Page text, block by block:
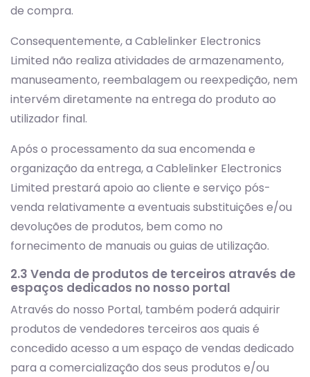
de compra.
Consequentemente, a Cablelinker Electronics
Limited não realiza atividades de armazenamento,
manuseamento, reembalagem ou reexpedição, nem
intervém diretamente na entrega do produto ao
utilizador final.
Após o processamento da sua encomenda e
organização da entrega, a Cablelinker Electronics
Limited prestará apoio ao cliente e serviço pós-
venda relativamente a eventuais substituições e/ou
devoluções de produtos, bem como no
fornecimento de manuais ou guias de utilização.
2.3 Venda de produtos de terceiros através de
espaços dedicados no nosso portal
Através do nosso Portal, também poderá adquirir
produtos de vendedores terceiros aos quais é
concedido acesso a um espaço de vendas dedicado
para a comercialização dos seus produtos e/ou